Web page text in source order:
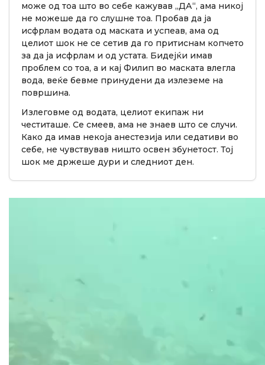
може од тоа што во себе кажував „ДА“, ама никој
не можеше да го слушне тоа. Пробав да ја
исфрлам водата од маската и успеав, ама од
целиот шок не се сетив да го притиснам копчето
за да ја исфрлам и од устата. Бидејќи имав
проблем со тоа, а и кај Филип во маската влегла
вода, веќе бевме принудени да излеземе на
површина.
Излеговме од водата, целиот екипаж ни
честиташе. Се смеев, ама не знаев што се случи.
Како да имав некоја анестезија или седативи во
себе, не чувствував ништо освен збунетост. Тој
шок ме држеше дури и следниот ден.